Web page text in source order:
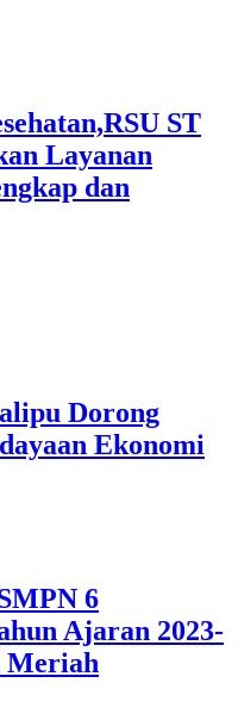
ST
Layanan
dan
Dorong
Ekonomi
6
Ajaran 2023-
Meriah